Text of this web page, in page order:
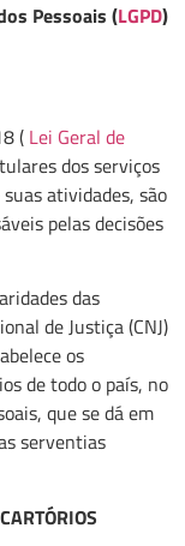
Pessoais (LGPD)
( Lei Geral de
dos serviços
atividades, são
pelas decisões
das
de Justiça (CNJ)
os
de todo o país, no
que se dá em
serventias